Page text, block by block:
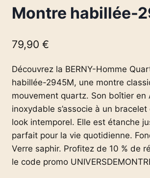
Montre habillée-
79,90 €
Découvrez la BERNY-Homme
habillée-2945M, une montre
mouvement quartz. Son boîtier en
inoxydable s’associe à un
look intemporel. Elle est étanche
parfait pour la vie quotidienne.
Verre saphir. Profitez de 10 % de
le code promo